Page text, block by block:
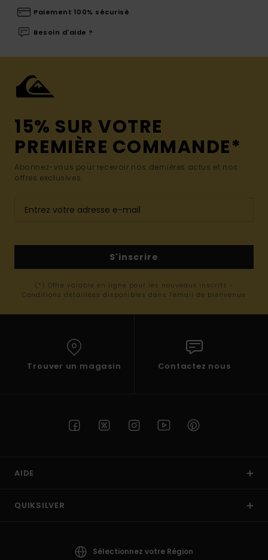
Paiement 100% sécurisé
Besoin d'aide ?
15% SUR VOTRE
PREMIÈRE COMMANDE*
Abonnez-vous pour recevoir nos dernières actus et nos
offres exclusives.
S'inscrire
(*) Offre valable en ligne pour les nouveaux inscrits -
Conditions détaillées disponibles dans l'email de bienvenue
Trouver un magasin Contactez nous
AIDE
QUIKSILVER
Sélectionnez votre Région